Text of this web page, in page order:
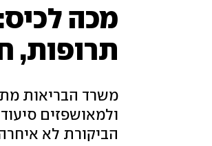
מכה
תרופות,
משרד הבריאות
ולמאושפזים
הביקורת לא